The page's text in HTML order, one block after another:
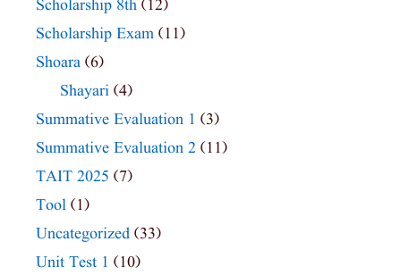
Scholarship 8th (12)
Scholarship Exam (11)
Shoara (6)
Shayari (4)
Summative Evaluation 1 (3)
Summative Evaluation 2 (11)
TAIT 2025 (7)
Tool (1)
Uncategorized (33)
Unit Test 1 (10)